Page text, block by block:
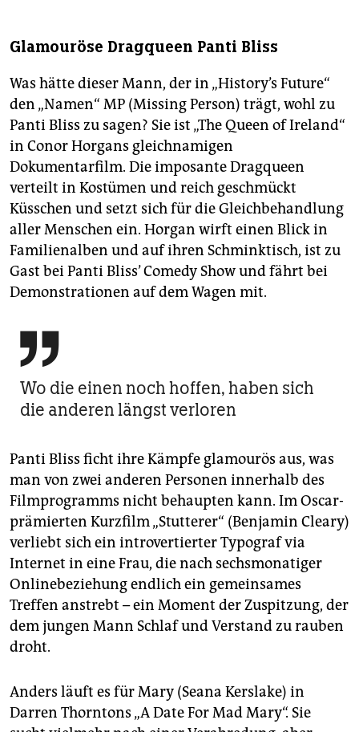
Glamouröse Dragqueen Panti Bliss
Was hätte dieser Mann, der in „History’s Future“
den „Namen“ MP (Missing Person) trägt, wohl zu
Panti Bliss zu sagen? Sie ist „The Queen of Ireland“
in Conor Horgans gleichnamigen
Dokumentarfilm. Die imposante Dragqueen
verteilt in Kostümen und reich geschmückt
Küsschen und setzt sich für die Gleichbehandlung
aller Menschen ein. Horgan wirft einen Blick in
Familienalben und auf ihren Schminktisch, ist zu
Gast bei Panti Bliss’ Comedy Show und fährt bei
Demonstrationen auf dem Wagen mit.

Wo die einen noch hoffen, haben sich
die anderen längst verloren
Panti Bliss ficht ihre Kämpfe glamourös aus, was
man von zwei anderen Personen innerhalb des
Filmprogramms nicht behaupten kann. Im Oscar-
prämierten Kurzfilm „Stutterer“ (Benjamin Cleary)
verliebt sich ein introvertierter Typograf via
Internet in eine Frau, die nach sechsmonatiger
Onlinebeziehung endlich ein gemeinsames
Treffen anstrebt – ein Moment der Zuspitzung, der
dem jungen Mann Schlaf und Verstand zu rauben
droht.
Anders läuft es für Mary (Seana Kerslake) in
Darren Thorntons „A Date For Mad Mary“. Sie